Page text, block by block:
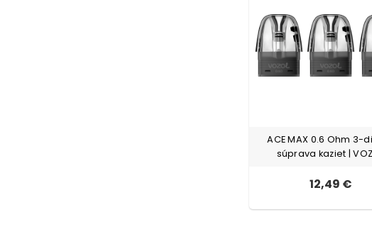
ACE MAX 0.6 Ohm 3-
súprava kaziet |
12,49 €